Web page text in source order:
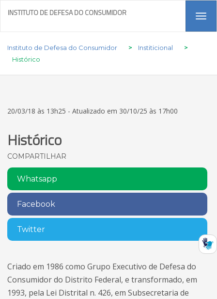
INSTITUTO DE DEFESA DO CONSUMIDOR
Instituto de Defesa do Consumidor > Institicional
>
Histórico
20/03/18 às 13h25 - Atualizado em 30/10/25 às 17h00
Histórico
COMPARTILHAR
Whatsapp
Facebook
Twitter
Criado em 1986 como Grupo Executivo de Defesa do
Consumidor do Distrito Federal, e transformado, em
1993, pela Lei Distrital n. 426, em Subsecretaria de